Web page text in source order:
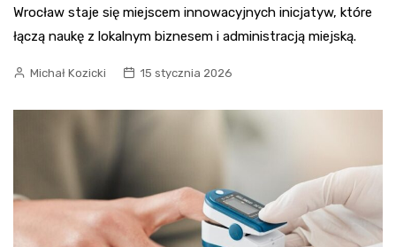
Wrocław staje się miejscem innowacyjnych inicjatyw, które
łączą naukę z lokalnym biznesem i administracją miejską.
Michał Kozicki 15 stycznia 2026